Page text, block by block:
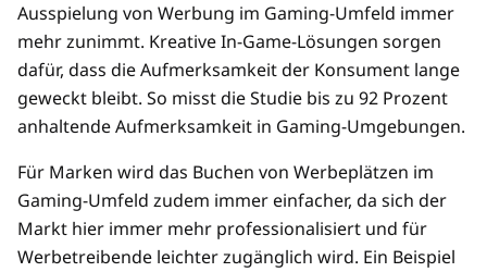
Ausspielung von Werbung im Gaming-Umfeld immer
mehr zunimmt. Kreative In-Game-Lösungen sorgen
dafür, dass die Aufmerksamkeit der Konsument lange
geweckt bleibt. So misst die Studie bis zu 92 Prozent
anhaltende Aufmerksamkeit in Gaming-Umgebungen.
Für Marken wird das Buchen von Werbeplätzen im
Gaming-Umfeld zudem immer einfacher, da sich der
Markt hier immer mehr professionalisiert und für
Werbetreibende leichter zugänglich wird. Ein Beispiel